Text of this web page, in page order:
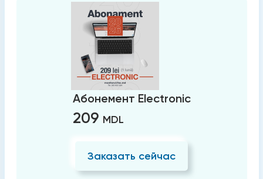
Абонемент Electronic
209 MDL
Заказать сейчас